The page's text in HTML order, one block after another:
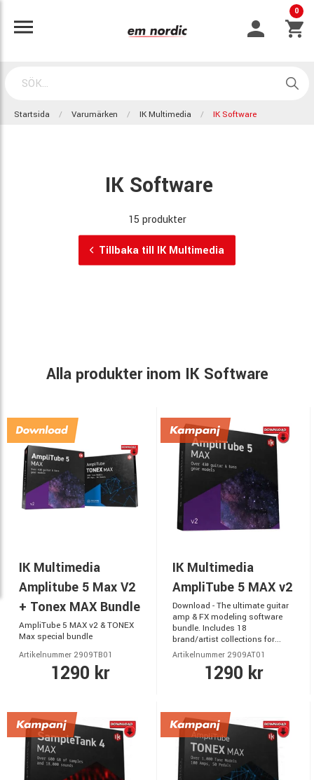
0
Startsida Varumärken IK Multimedia IK Software
IK Software
15 produkter
Tillbaka till IK Multimedia
Alla produkter inom IK Software
IK Multimedia
Amplitube 5 Max V2
+ Tonex MAX Bundle
AmpliTube 5 MAX v2 & TONEX
Max special bundle
Artikelnummer 2909TB01
1290 kr
IK Multimedia
AmpliTube 5 MAX v2
Download - The ultimate guitar
amp & FX modeling software
bundle. Includes 18
brand/artist collections for...
Artikelnummer 2909AT01
1290 kr